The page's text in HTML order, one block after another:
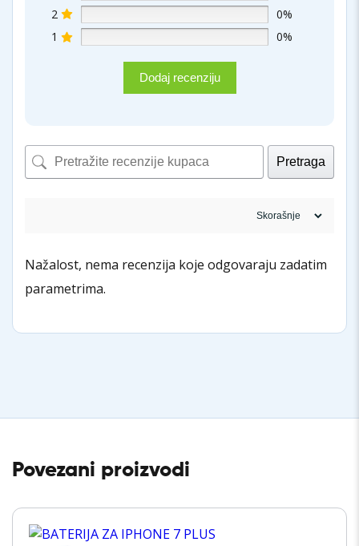
2
0%
1
0%
Dodaj recenziju
Pretraga
Nažalost, nema recenzija koje odgovaraju zadatim
parametrima.
Povezani proizvodi